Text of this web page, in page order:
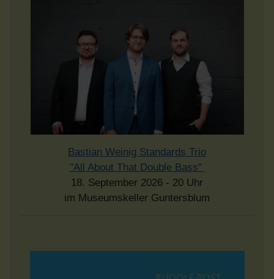
Bastian Weinig Standards Trio
"All About That Double Bass"
18. September 2026 - 20 Uhr
im Museumskeller Guntersblum